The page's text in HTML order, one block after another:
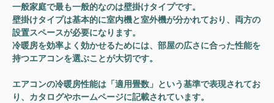
一般家庭で最も一般的なのは壁掛けタイプです。
壁掛けタイプは基本的に室内機と室外機が分かれており、両方の
設置スペースが必要になります。
冷暖房を効率よく効かせるためには、部屋の広さに合った性能を
持つエアコンを選ぶことが大切です。
エアコンの冷暖房性能は「適用畳数」という基準で表現されてお
り、カタログやホームページに記載されています。